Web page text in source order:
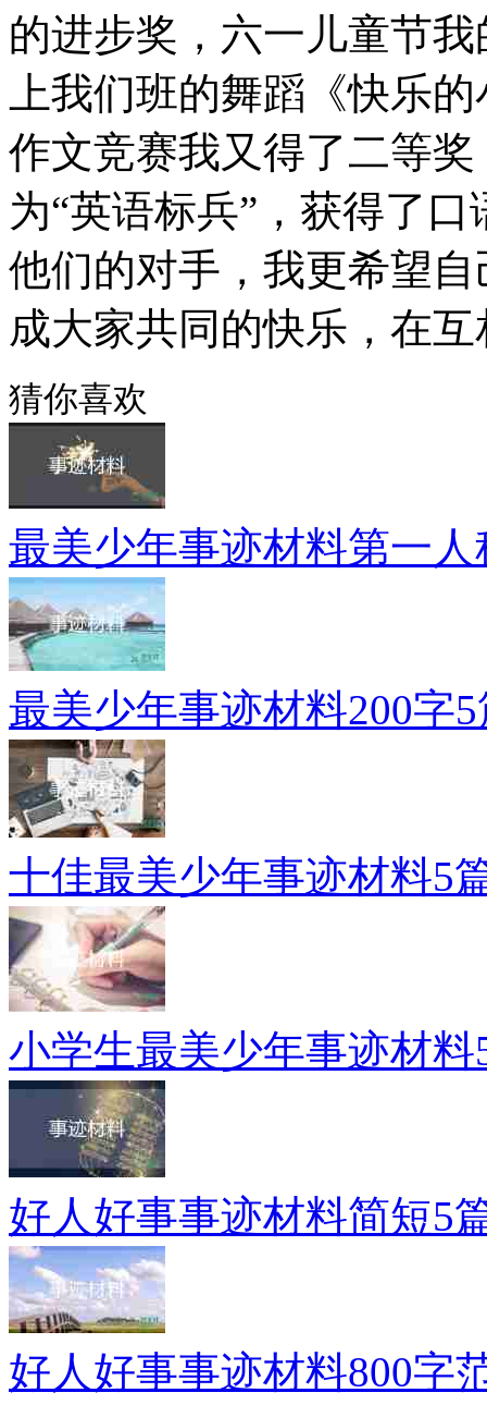
的进步奖，六一儿童节
上我们班的舞蹈《快乐
作文竞赛我又得了二等
为“英语标兵”，获得了
他们的对手，我更希望
成大家共同的快乐，在
猜你喜欢
最美少年事迹材料第一人
最美少年事迹材料200字
十佳最美少年事迹材料5
小学生最美少年事迹材料
好人好事事迹材料简短5
好人好事事迹材料800字